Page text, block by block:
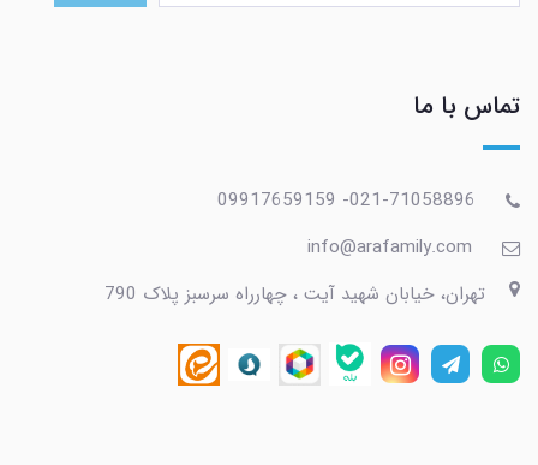
تماس با ما
تهران، خیابان شهید آیت ، چهارراه سرسبز پلاک 790